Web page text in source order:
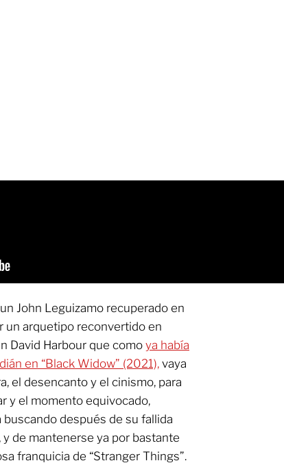
John Leguizamo recuperado en
un arquetipo reconvertido en
David Harbour que como ya había
en “Black Widow” (2021), vaya
el desencanto y el cinismo, para
y el momento equivocado,
después de su fallida
de mantenerse ya por bastante
franquicia de “Stranger Things”.